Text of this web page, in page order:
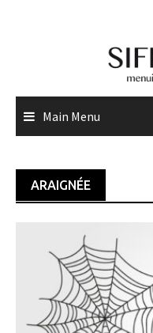
Main Menu
ARAIGNÉE